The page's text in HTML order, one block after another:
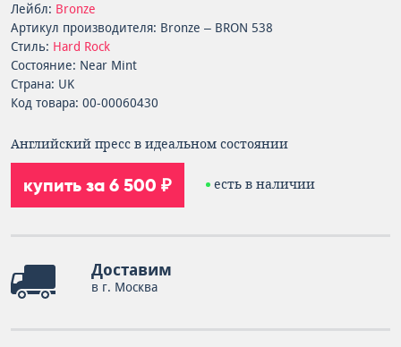
Лейбл: Bronze
Артикул производителя: Bronze – BRON 538
Стиль: Hard Rock
Состояние: Near Mint
Страна: UK
Код товара: 00-00060430
Английский пресс в идеальном состоянии
купить за 6 500 ₽ есть в наличии
Доставим
в г. Москва